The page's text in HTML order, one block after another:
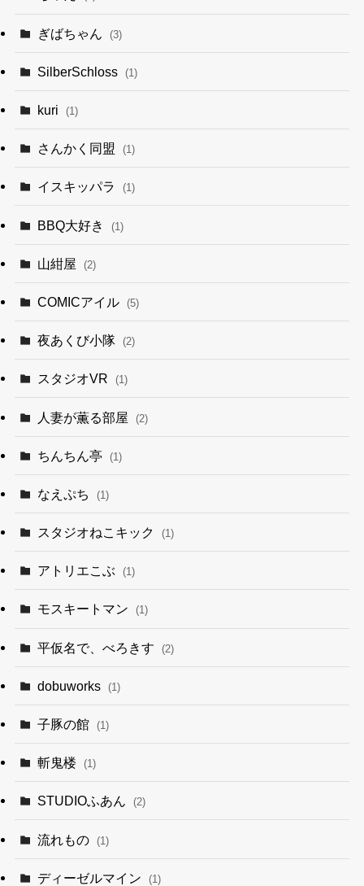
ぎばちゃん (3)
SilberSchloss (1)
kuri (1)
さんかく同盟 (1)
イスキッパラ (1)
BBQ大好き (1)
山紺屋 (2)
COMICアイル (5)
夜あくび小隊 (2)
スタジオVR (1)
人妻が薫る部屋 (2)
ちんちん亭 (1)
なえぷち (1)
スタジオねこキック (1)
アトリエこぶ (1)
モスキートマン (1)
平仮名で、べろきす (2)
dobuworks (1)
子豚の館 (1)
斬鬼楼 (1)
STUDIOふあん (2)
流れもの (1)
ディーゼルマイン (1)